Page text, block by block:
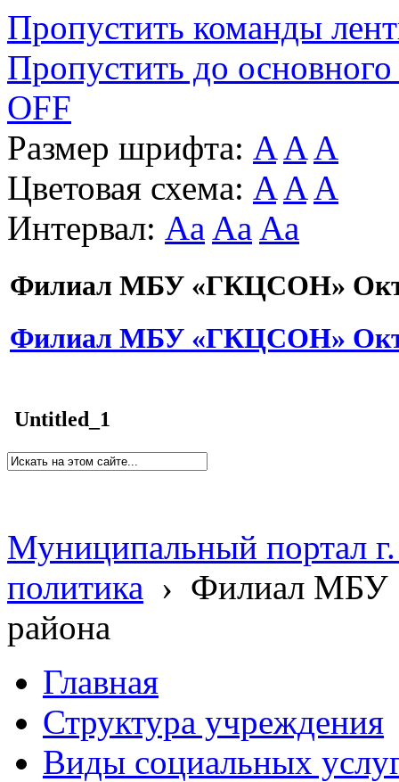
Пропустить команды
Пропустить до основного
OFF
Размер шрифта: A A A
Цветовая схема: A A A
Интервал: Aa Aa Aa
Филиал МБУ «ГКЦСОН»
Филиал МБУ «ГКЦСОН»
Untitled_1
Муниципальный портал
политика › Филиал МБУ
района
Главная
Структура учреждения
Виды социальных